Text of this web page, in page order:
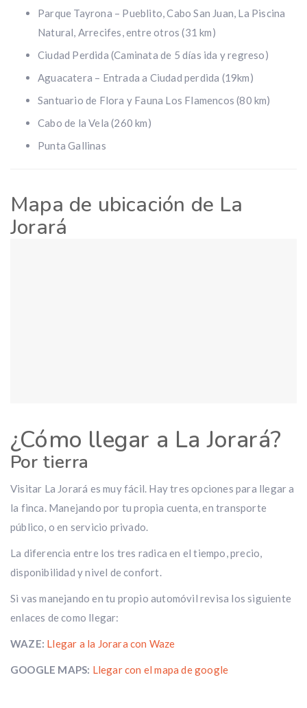
Parque Tayrona – Pueblito, Cabo San Juan, La Piscina
Natural, Arrecifes, entre otros (31 km)
Ciudad Perdida (Caminata de 5 días ida y regreso)
Aguacatera – Entrada a Ciudad perdida (19km)
Santuario de Flora y Fauna Los Flamencos (80 km)
Cabo de la Vela (260 km)
Punta Gallinas
Mapa de ubicación de La
Jorará
¿Cómo llegar a La Jorará?
Por tierra
Visitar La Jorará es muy fácil. Hay tres opciones para llegar a
la finca. Manejando por tu propia cuenta, en transporte
público, o en servicio privado.
La diferencia entre los tres radica en el tiempo, precio,
disponibilidad y nivel de confort.
Si vas manejando en tu propio automóvil revisa los siguiente
enlaces de como llegar:
WAZE: Llegar a la Jorara con Waze
GOOGLE MAPS: Llegar con el mapa de google